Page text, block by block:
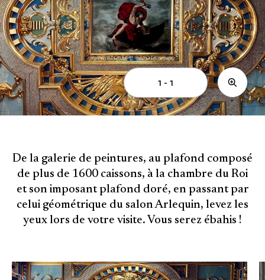
1 - 1 ZOOM
De la galerie de peintures, au plafond composé
de plus de 1600 caissons, à la chambre du Roi
et son imposant plafond doré, en passant par
celui géométrique du salon Arlequin, levez les
yeux lors de votre visite. Vous serez ébahis !